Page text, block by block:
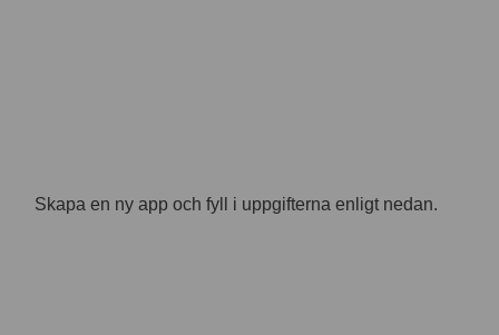
Skapa en ny app och fyll i uppgifterna enligt nedan.